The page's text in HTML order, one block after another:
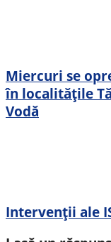
Miercuri se
în localitățile
Vodă
Intervenții ale